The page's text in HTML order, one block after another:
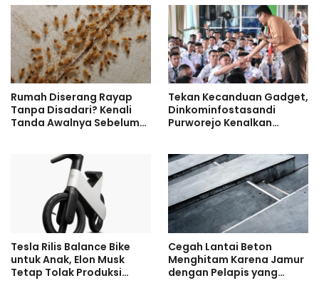
Rumah Diserang Rayap
Tanpa Disadari? Kenali
Tanda Awalnya Sebelum
Tekan Kecanduan Gadget,
Dinkominfostasandi
Purworejo Kenalkan
Tesla Rilis Balance Bike
untuk Anak, Elon Musk
Tetap Tolak Produksi
Cegah Lantai Beton
Menghitam Karena Jamur
dengan Pelapis yang